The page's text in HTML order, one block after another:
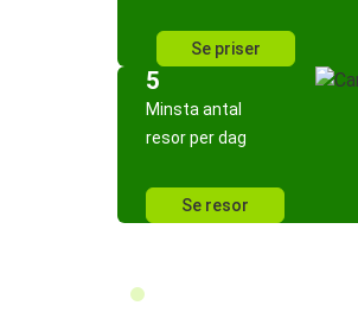
Se priser
5
Minsta antal
resor per dag
Se resor